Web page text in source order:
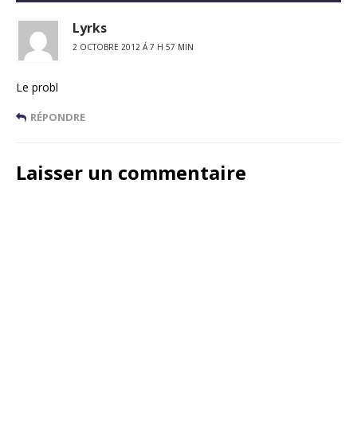
Lyrks
2 OCTOBRE 2012 Á 7 H 57 MIN
Le probl
RÉPONDRE
Laisser un commentaire